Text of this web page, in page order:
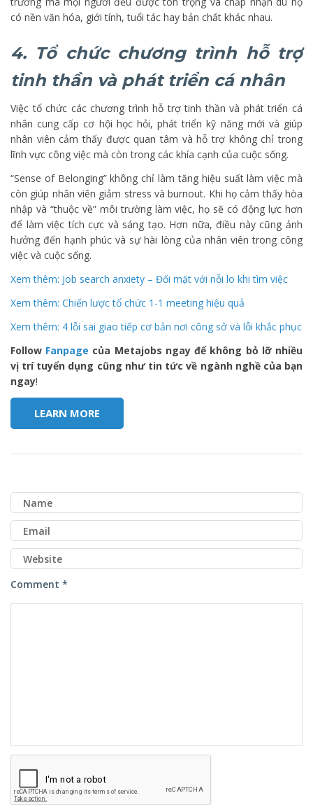
có nền văn hóa, giới tính, tuổi tác hay bản chất khác nhau.
4. Tổ chức chương trình hỗ trợ
tinh thần và phát triển cá nhân
Việc tổ chức các chương trình hỗ trợ tinh thần và phát triển cá
nhân cung cấp cơ hội học hỏi, phát triển kỹ năng mới và giúp
nhân viên cảm thấy được quan tâm và hỗ trợ không chỉ trong
lĩnh vực công việc mà còn trong các khía cạnh của cuộc sống.
“Sense of Belonging” không chỉ làm tăng hiệu suất làm việc mà
còn giúp nhân viên giảm stress và burnout. Khi họ cảm thấy hòa
nhập và “thuộc về” môi trường làm việc, họ sẽ có động lực hơn
để làm việc tích cực và sáng tạo. Hơn nữa, điều này cũng ảnh
hưởng đến hạnh phúc và sự hài lòng của nhân viên trong công
việc và cuộc sống.
Xem thêm: Job search anxiety – Đối mặt với nỗi lo khi tìm việc
Xem thêm: Chiến lược tổ chức 1-1 meeting hiệu quả
Xem thêm: 4 lỗi sai giao tiếp cơ bản nơi công sở và lỗi khắc phục
Follow Fanpage của Metajobs ngay để không bỏ lỡ nhiều
vị trí tuyển dụng cũng như tin tức về ngành nghề của bạn
ngay!
LEARN MORE
Comment *